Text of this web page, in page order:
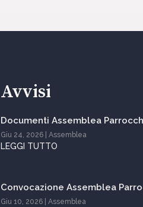
Avvisi
Documenti Assemblea
Giu 24, 2026| Assemblea
LEGGI TUTTO
Convocazione Assemblea
Giu 10, 2026| Assemblea